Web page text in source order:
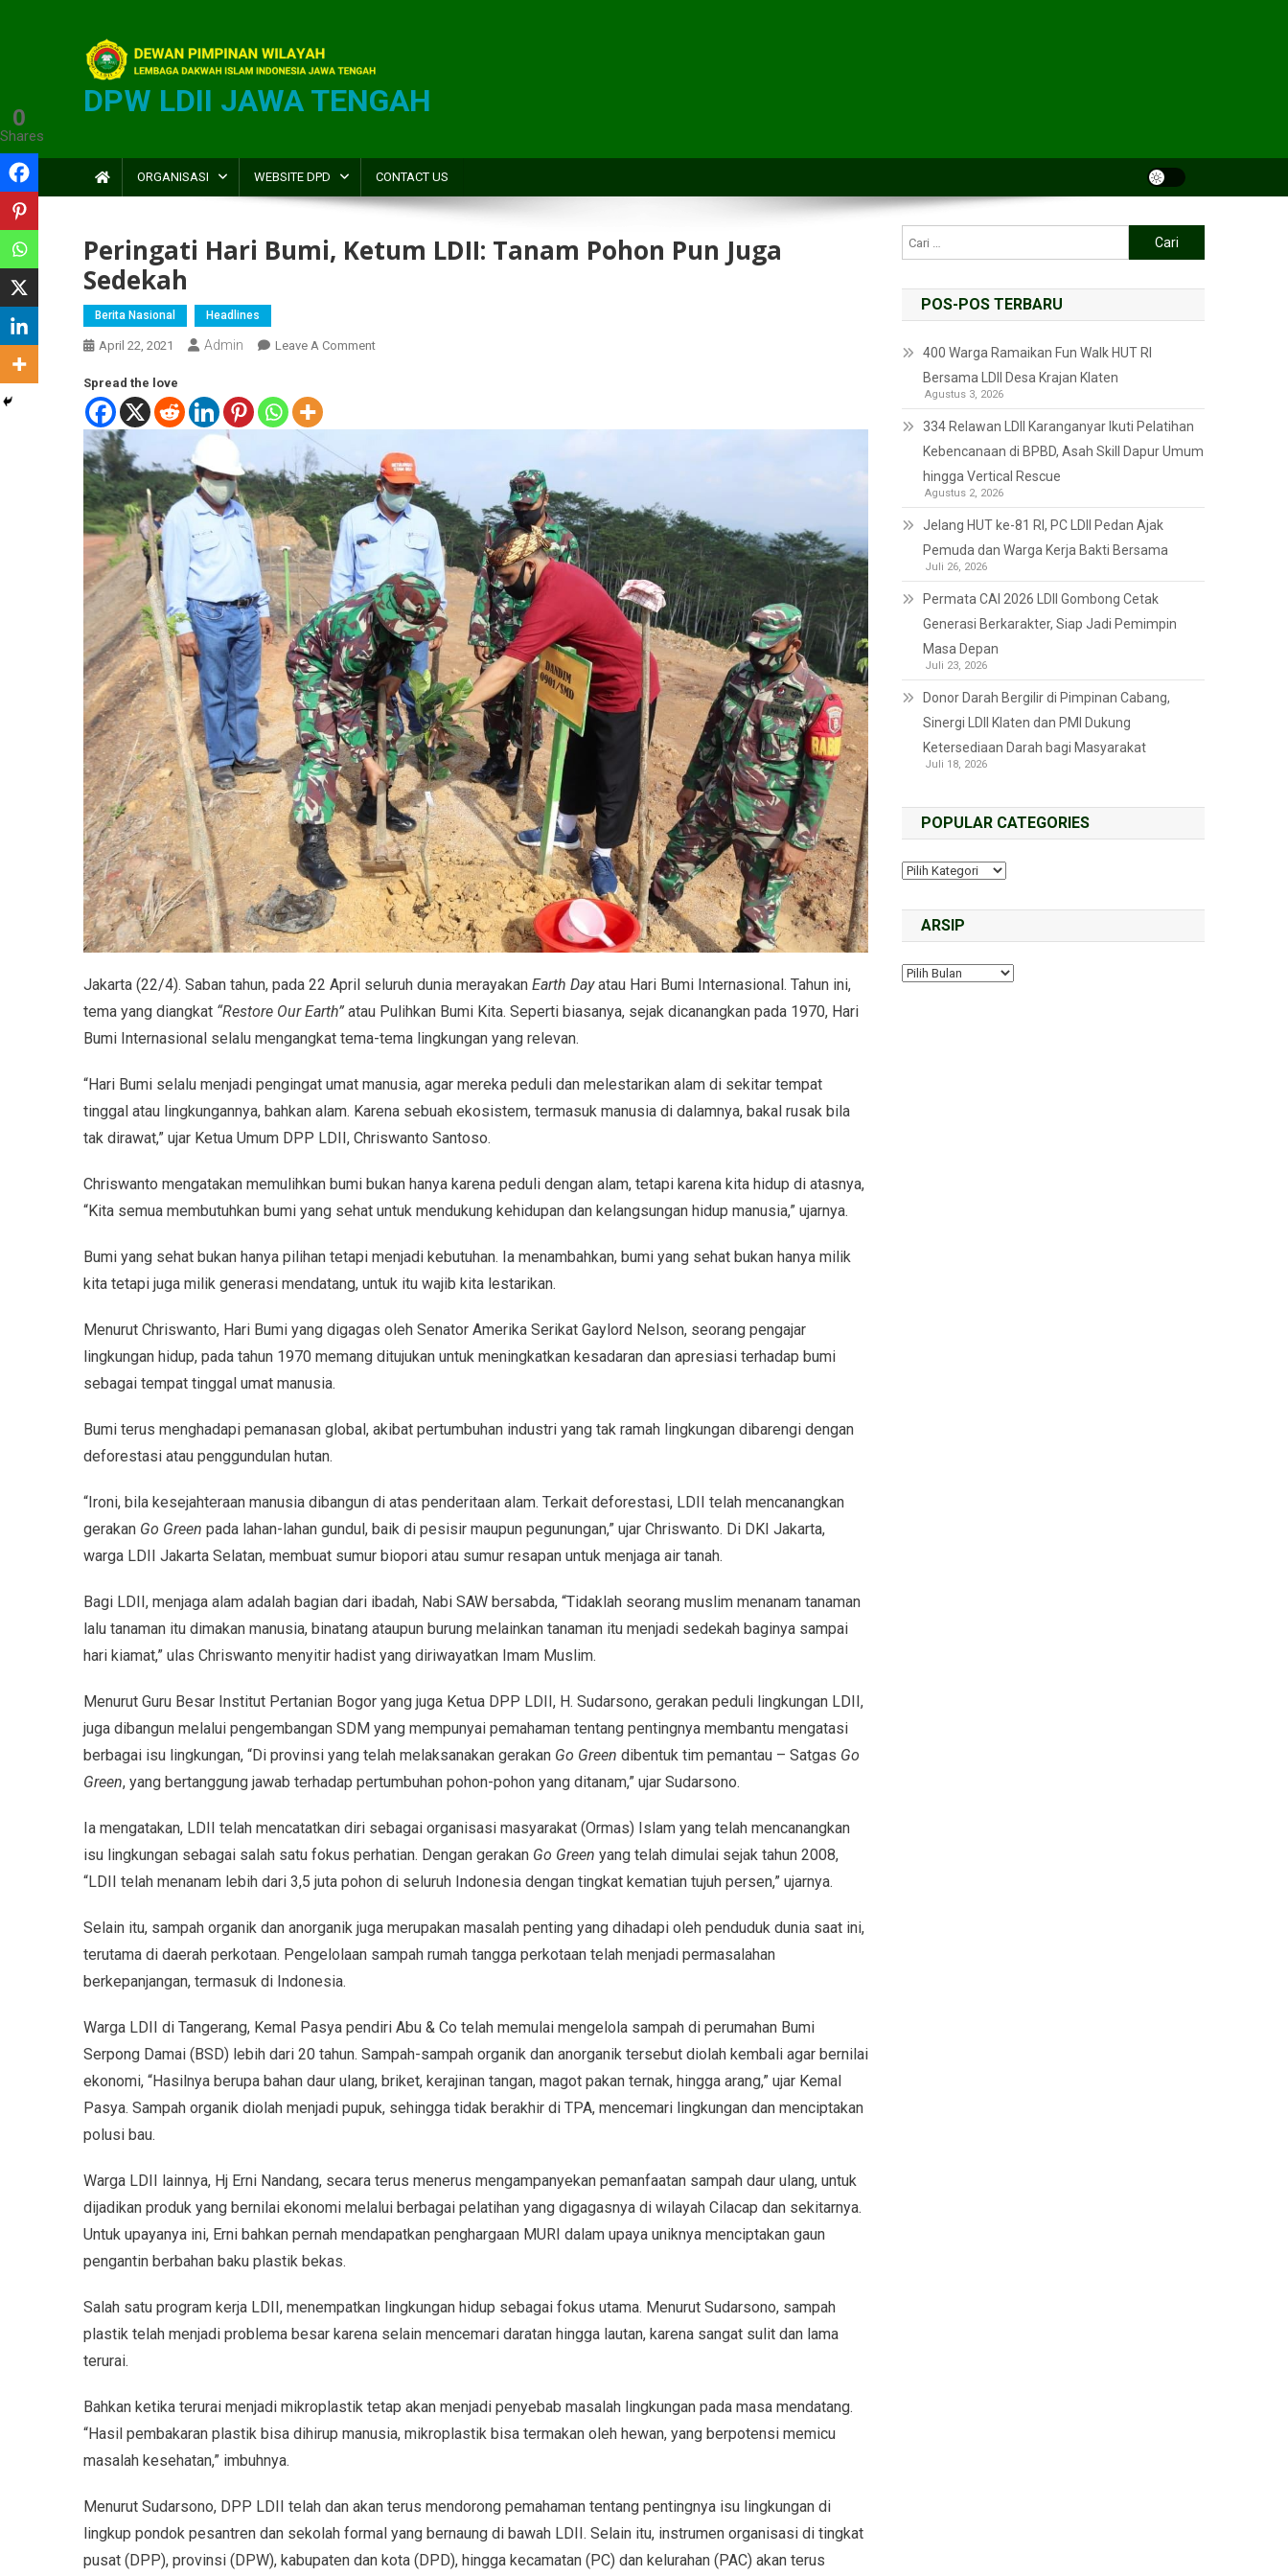
DPW LDII JAWA TENGAH
ORGANISASI WEBSITE DPD CONTACT US
Peringati Hari Bumi, Ketum LDII: Tanam Pohon Pun Juga
Sedekah
Berita Nasional Headlines
April 22, 2021 Admin Leave A Comment
Spread the love
Jakarta (22/4). Saban tahun, pada 22 April seluruh dunia merayakan Earth Dayatau Hari Bumi Internasional. Tahun ini,
tema yang diangkat “Restore Our Earth” atau Pulihkan Bumi Kita. Seperti biasanya, sejak dicanangkan pada 1970, Hari
Bumi Internasional selalu mengangkat tema-tema lingkungan yang relevan.
“Hari Bumi selalu menjadi pengingat umat manusia, agar mereka peduli dan melestarikan alam di sekitar tempat
tinggal atau lingkungannya, bahkan alam. Karena sebuah ekosistem, termasuk manusia di dalamnya, bakal rusak bila
tak dirawat,” ujar Ketua Umum DPP LDII, Chriswanto Santoso.
Chriswanto mengatakan memulihkan bumi bukan hanya karena peduli dengan alam, tetapi karena kita hidup di atasnya,
“Kita semua membutuhkan bumi yang sehat untuk mendukung kehidupan dan kelangsungan hidup manusia,” ujarnya.
Bumi yang sehat bukan hanya pilihan tetapi menjadi kebutuhan. Ia menambahkan, bumi yang sehat bukan hanya milik
kita tetapi juga milik generasi mendatang, untuk itu wajib kita lestarikan.
Menurut Chriswanto, Hari Bumi yang digagas oleh Senator Amerika Serikat Gaylord Nelson, seorang pengajar
lingkungan hidup, pada tahun 1970 memang ditujukan untuk meningkatkan kesadaran dan apresiasi terhadap bumi
sebagai tempat tinggal umat manusia.
Bumi terus menghadapi pemanasan global, akibat pertumbuhan industri yang tak ramah lingkungan dibarengi dengan
deforestasi atau penggundulan hutan.
“Ironi, bila kesejahteraan manusia dibangun di atas penderitaan alam. Terkait deforestasi, LDII telah mencanangkan
gerakan Go Green pada lahan-lahan gundul, baik di pesisir maupun pegunungan,” ujar Chriswanto. Di DKI Jakarta,
warga LDII Jakarta Selatan, membuat sumur biopori atau sumur resapan untuk menjaga air tanah.
Bagi LDII, menjaga alam adalah bagian dari ibadah, Nabi SAW bersabda, “Tidaklah seorang muslim menanam tanaman
lalu tanaman itu dimakan manusia, binatang ataupun burung melainkan tanaman itu menjadi sedekah baginya sampai
hari kiamat,” ulas Chriswanto menyitir hadist yang diriwayatkan Imam Muslim.
Menurut Guru Besar Institut Pertanian Bogor yang juga Ketua DPP LDII, H. Sudarsono, gerakan peduli lingkungan LDII,
juga dibangun melalui pengembangan SDM yang mempunyai pemahaman tentang pentingnya membantu mengatasi
berbagai isu lingkungan, “Di provinsi yang telah melaksanakan gerakan Go Green dibentuk tim pemantau – Satgas Go
Green, yang bertanggung jawab terhadap pertumbuhan pohon-pohon yang ditanam,” ujar Sudarsono.
Ia mengatakan, LDII telah mencatatkan diri sebagai organisasi masyarakat (Ormas) Islam yang telah mencanangkan
isu lingkungan sebagai salah satu fokus perhatian. Dengan gerakan Go Green yang telah dimulai sejak tahun 2008,
“LDII telah menanam lebih dari 3,5 juta pohon di seluruh Indonesia dengan tingkat kematian tujuh persen,” ujarnya.
Selain itu, sampah organik dan anorganik juga merupakan masalah penting yang dihadapi oleh penduduk dunia saat ini,
terutama di daerah perkotaan. Pengelolaan sampah rumah tangga perkotaan telah menjadi permasalahan
berkepanjangan, termasuk di Indonesia.
Warga LDII di Tangerang, Kemal Pasya pendiri Abu & Co telah memulai mengelola sampah di perumahan Bumi
Serpong Damai (BSD) lebih dari 20 tahun. Sampah-sampah organik dan anorganik tersebut diolah kembali agar bernilai
ekonomi, “Hasilnya berupa bahan daur ulang, briket, kerajinan tangan, magot pakan ternak, hingga arang,” ujar Kemal
Pasya. Sampah organik diolah menjadi pupuk, sehingga tidak berakhir di TPA, mencemari lingkungan dan menciptakan
polusi bau.
Warga LDII lainnya, Hj Erni Nandang, secara terus menerus mengampanyekan pemanfaatan sampah daur ulang, untuk
dijadikan produk yang bernilai ekonomi melalui berbagai pelatihan yang digagasnya di wilayah Cilacap dan sekitarnya.
Untuk upayanya ini, Erni bahkan pernah mendapatkan penghargaan MURI dalam upaya uniknya menciptakan gaun
pengantin berbahan baku plastik bekas.
Salah satu program kerja LDII, menempatkan lingkungan hidup sebagai fokus utama. Menurut Sudarsono, sampah
plastik telah menjadi problema besar karena selain mencemari daratan hingga lautan, karena sangat sulit dan lama
terurai.
Bahkan ketika terurai menjadi mikroplastik tetap akan menjadi penyebab masalah lingkungan pada masa mendatang.
“Hasil pembakaran plastik bisa dihirup manusia, mikroplastik bisa termakan oleh hewan, yang berpotensi memicu
masalah kesehatan,” imbuhnya.
Menurut Sudarsono, DPP LDII telah dan akan terus mendorong pemahaman tentang pentingnya isu lingkungan di
lingkup pondok pesantren dan sekolah formal yang bernaung di bawah LDII. Selain itu, instrumen organisasi di tingkat
pusat (DPP), provinsi (DPW), kabupaten dan kota (DPD), hingga kecamatan (PC) dan kelurahan (PAC) akan terus
0
Shares
POS-POS TERBARU
400 Warga Ramaikan Fun Walk HUT RI
Bersama LDII Desa Krajan Klaten
Agustus 3, 2026
334 Relawan LDII Karanganyar Ikuti Pelatihan
Kebencanaan di BPBD, Asah Skill Dapur Umum
hingga Vertical Rescue
Agustus 2, 2026
Jelang HUT ke-81 RI, PC LDII Pedan Ajak
Pemuda dan Warga Kerja Bakti Bersama
Juli 26, 2026
Permata CAI 2026 LDII Gombong Cetak
Generasi Berkarakter, Siap Jadi Pemimpin
Masa Depan
Juli 23, 2026
Donor Darah Bergilir di Pimpinan Cabang,
Sinergi LDII Klaten dan PMI Dukung
Ketersediaan Darah bagi Masyarakat
Juli 18, 2026
POPULAR CATEGORIES
ARSIP